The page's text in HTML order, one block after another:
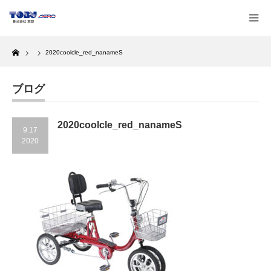
Home
2020coolcle_red_nanameS
ブログ
9.17
2020
2020coolcle_red_nanameS